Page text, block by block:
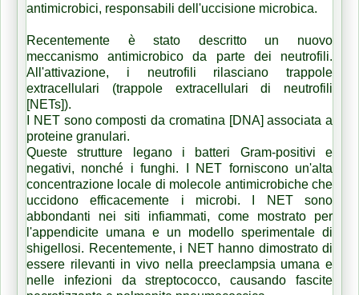
antimicrobici, responsabili dell'uccisione microbica.
Recentemente è stato descritto un nuovo
meccanismo antimicrobico da parte dei neutrofili.
All'attivazione, i neutrofili rilasciano trappole
extracellulari (trappole extracellulari di neutrofili
[NETs]).
I NET sono composti da cromatina [DNA] associata a
proteine ​​granulari.
Queste strutture legano i batteri Gram-positivi e
negativi, nonché i funghi. I NET forniscono un'alta
concentrazione locale di molecole antimicrobiche che
uccidono efficacemente i microbi. I NET sono
abbondanti nei siti infiammati, come mostrato per
l'appendicite umana e un modello sperimentale di
shigellosi. Recentemente, i NET hanno dimostrato di
essere rilevanti in vivo nella preeclampsia umana e
nelle infezioni da streptococco, causando fascite